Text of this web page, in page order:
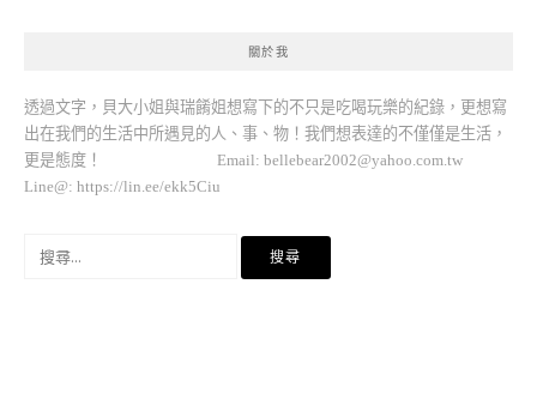
關於我
透過文字，貝大小姐與瑞餚姐想寫下的不只是吃喝玩樂的紀錄，更想寫
出在我們的生活中所遇見的人、事、物！我們想表達的不僅僅是生活，
更是態度！ Email: bellebear2002@yahoo.com.tw
Line@: https://lin.ee/ekk5Ciu